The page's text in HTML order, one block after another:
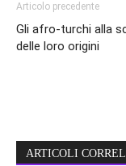
Articolo precedente
Gli afro-turchi alla
delle loro origini
ARTICOLI